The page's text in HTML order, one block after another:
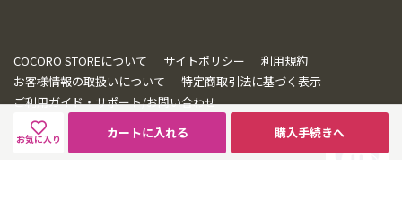
購入手続きへ
カートに入れる
お気に入り
COCORO STOREについて サイトポリシー
利用規約
お客様情報の取扱いについて
特定商取引法に基づく表示
ご利用ガイド・サポート/お問い合わせ